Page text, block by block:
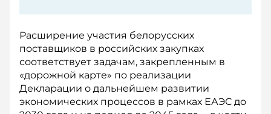
Расширение участия белорусских
поставщиков в российских закупках
соответствует задачам, закрепленным в
«дорожной карте» по реализации
Декларации о дальнейшем развитии
экономических процессов в рамках ЕАЭС до